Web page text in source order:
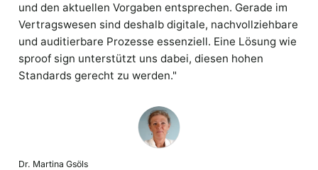
und den aktuellen Vorgaben entsprechen. Gerade im
Vertragswesen sind deshalb digitale, nachvollziehbare
und auditierbare Prozesse essenziell. Eine Lösung wie
sproof sign unterstützt uns dabei, diesen hohen
Standards gerecht zu werden."
Dr. Martina Gsöls